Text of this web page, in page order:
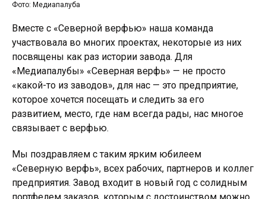
Фото: Медиапалуба
Вместе с «Северной верфью» наша команда
участвовала во многих проектах, некоторые из них
посвящены как раз истории завода. Для
«Медиапалубы» «Северная верфь» — не просто
«какой-то из заводов», для нас — это предприятие,
которое хочется посещать и следить за его
развитием, место, где нам всегда рады, нас многое
связывает с верфью.
Мы поздравляем с таким ярким юбилеем
«Северную верфь», всех рабочих, партнеров и коллег
предприятия. Завод входит в новый год с солидным